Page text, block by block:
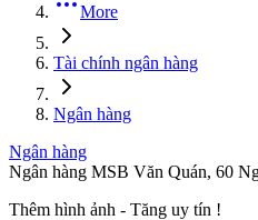
More
Tài chính ngân hàng
Ngân hàng
Ngân hàng
Ngân hàng MSB Văn Quán, 60
Thêm hình ảnh - Tăng uy tín !